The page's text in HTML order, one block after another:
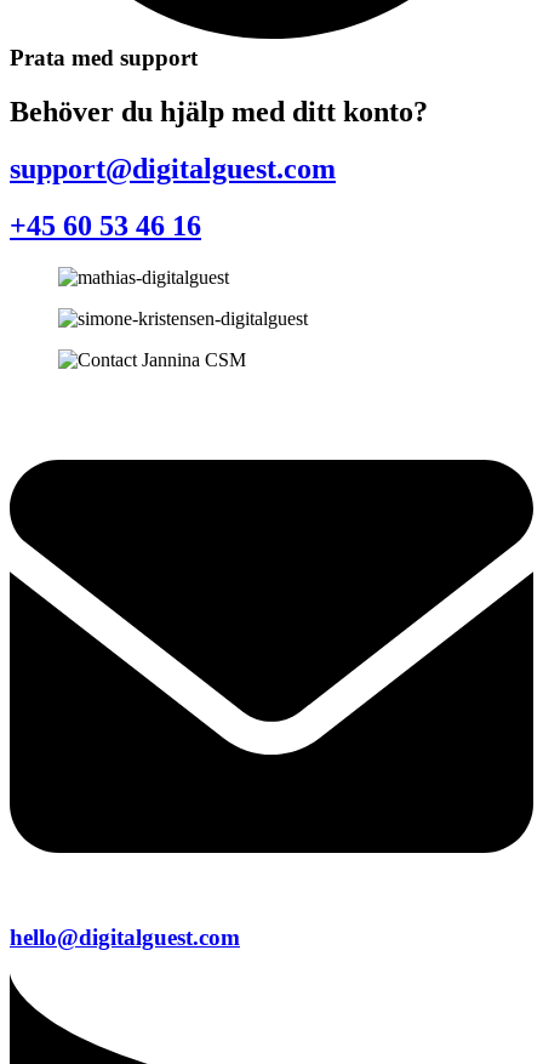
Prata med support
Behöver du hjälp med ditt konto?
support@digitalguest.com
+45 60 53 46 16
hello@digitalguest.com